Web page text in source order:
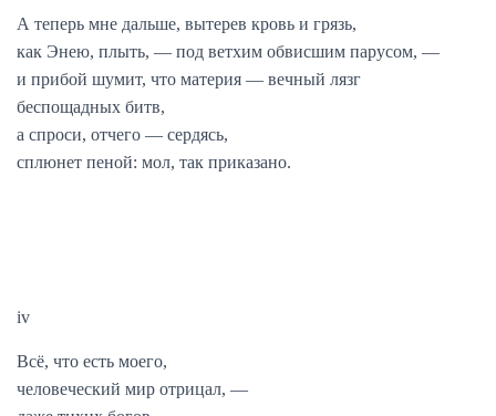
А теперь мне дальше, вытерев кровь и грязь,
как Энею, плыть, — под ветхим обвисшим парусом, —
и прибой шумит, что материя — вечный лязг
беспощадных битв,
а спроси, отчего — сердясь,
сплюнет пеной: мол, так приказано.
iv
Всё, что есть моего,
человеческий мир отрицал, —